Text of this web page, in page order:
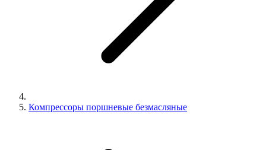
Компрессоры поршневые безмасляные